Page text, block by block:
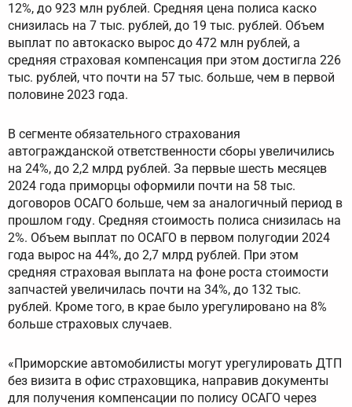
12%, до 923 млн рублей. Средняя цена полиса каско
снизилась на 7 тыс. рублей, до 19 тыс. рублей. Объем
выплат по автокаско вырос до 472 млн рублей, а
средняя страховая компенсация при этом достигла 226
тыс. рублей, что почти на 57 тыс. больше, чем в первой
половине 2023 года.
В сегменте обязательного страхования
автогражданской ответственности сборы увеличились
на 24%, до 2,2 млрд рублей. За первые шесть месяцев
2024 года приморцы оформили почти на 58 тыс.
договоров ОСАГО больше, чем за аналогичный период в
прошлом году. Средняя стоимость полиса снизилась на
2%. Объем выплат по ОСАГО в первом полугодии 2024
года вырос на 44%, до 2,7 млрд рублей. При этом
средняя страховая выплата на фоне роста стоимости
запчастей увеличилась почти на 34%, до 132 тыс.
рублей. Кроме того, в крае было урегулировано на 8%
больше страховых случаев.
«Приморские автомобилисты могут урегулировать ДТП
без визита в офис страховщика, направив документы
для получения компенсации по полису ОСАГО через